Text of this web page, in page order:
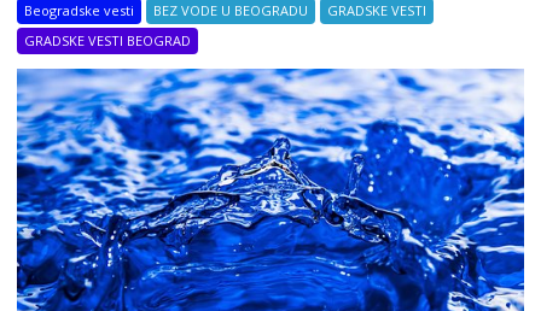
Beogradske vesti
BEZ VODE U BEOGRADU
GRADSKE VESTI
GRADSKE VESTI BEOGRAD